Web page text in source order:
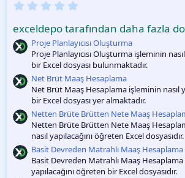
0
O
y
l
a
m
a
exceldepo tarafından daha fazla
Proje Planlayıcısı Oluşturma
Proje Planlayıcısı Oluşturma işleminin
bir Excel dosyası bulunmaktadır.
Net Brüt Maaş Hesaplama
Net Brüt Maaş Hesaplama işleminin nasıl
bir Excel dosyası yer almaktadır.
Netten Brüte Brütten Nete Maaş
Netten Brüte Brütten Nete Maaş
nasıl yapılacağını öğreten Excel dosyasıdır.
Basit Devreden Matrahlı Maaş Hesaplama
Basit Devreden Matrahlı Maaş Hesaplama
yapılacağını öğreten bir Excel dosyasıdır.